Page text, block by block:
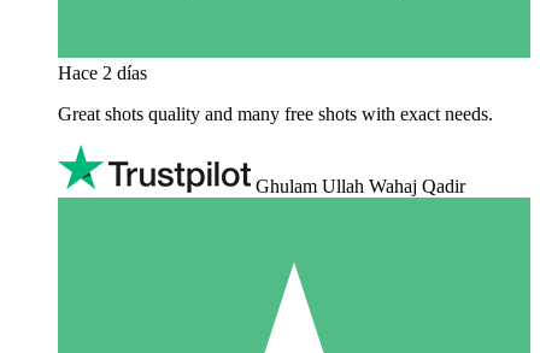
Hace 2 días
Great shots quality and many free shots with exact needs.
Ghulam Ullah Wahaj Qadir